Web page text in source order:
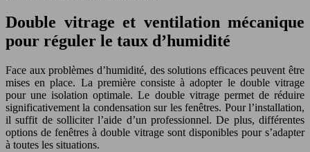
Double vitrage et ventilation mécanique
pour réguler le taux d’humidité
Face aux problèmes d’humidité, des solutions efficaces peuvent être
mises en place. La première consiste à adopter le double vitrage
pour une isolation optimale. Le double vitrage permet de réduire
significativement la condensation sur les fenêtres. Pour l’installation,
il suffit de solliciter l’aide d’un professionnel. De plus, différentes
options de fenêtres à double vitrage sont disponibles pour s’adapter
à toutes les situations.